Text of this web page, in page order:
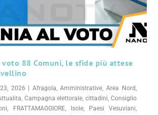
voto 88 Comuni, le sfide più attese
2026 Afragola,Amministrative,Area Nord,
, Campagna elettorale, cittadini, Consiglio
, FRATTAMAGGIORE, Isole, Paesi Vesuviani,